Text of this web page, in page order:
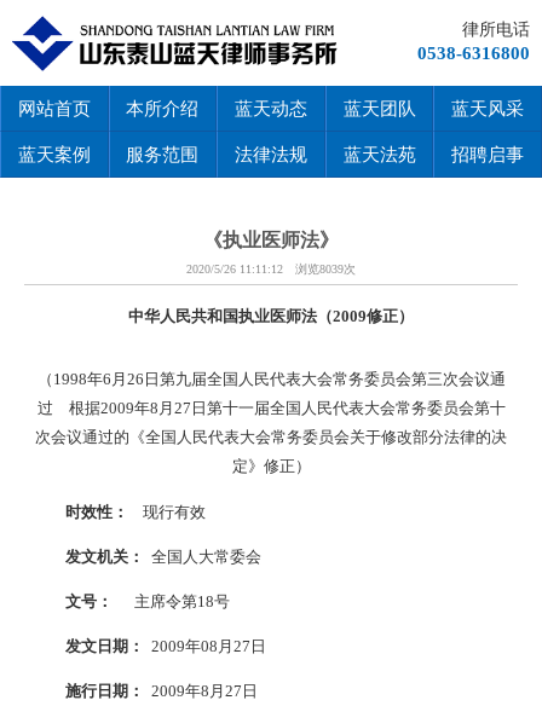
律所电话
0538-6316800
网站首页 本所介绍 蓝天动态 蓝天团队 蓝天风采
蓝天案例 服务范围 法律法规 蓝天法苑 招聘启事
《执业医师法》
2020/5/26 11:11:12 浏览8039次
中华人民共和国执业医师法（2009修正）
（ 1998年6月26日第九届全国人民代表大会常务委员会第三次会议通
过 根据2009年8月27日第十一届全国人民代表大会常务委员会第十
次会议通过的《全国人民代表大会常务委员会关于修改部分法律的决
定》修正）
时效性： 现行有效
发文机关： 全国人大常委会
文号： 主席令第18号
发文日期： 2009年08月27日
施行日期： 2009年8月27日